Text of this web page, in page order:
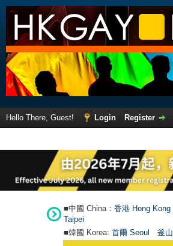
Hello There, Guest! Login
Register
■中國 China： 香港 Hong Kong
Taipei
■韓國 Korea: 首爾 Seoul 釜